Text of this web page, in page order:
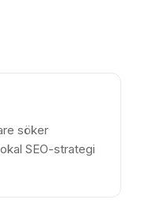
söker
SEO-strategi